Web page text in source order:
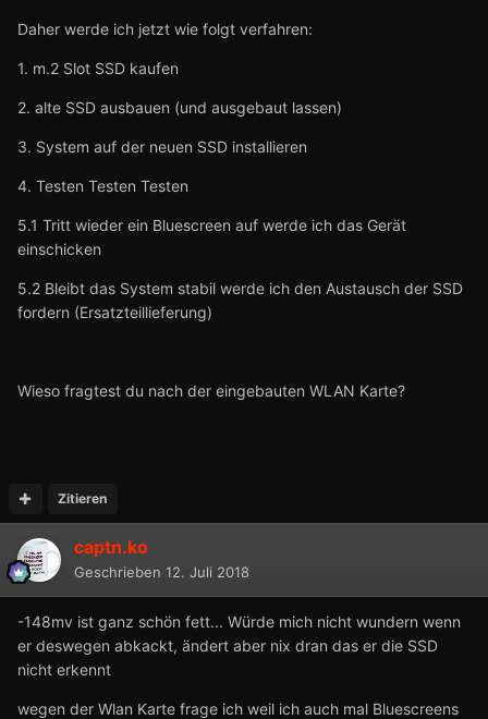
Daher werde ich jetzt wie folgt verfahren:
1. m.2 Slot SSD kaufen
2. alte SSD ausbauen (und ausgebaut lassen)
3. System auf der neuen SSD installieren
4. Testen Testen Testen
5.1 Tritt wieder ein Bluescreen auf werde ich das Gerät
einschicken
5.2 Bleibt das System stabil werde ich den Austausch der SSD
fordern (Ersatzteillieferung)
Wieso fragtest du nach der eingebauten WLAN Karte?
Zitieren
captn.ko
Geschrieben 12. Juli 2018
-148mv ist ganz schön fett... Würde mich nicht wundern wenn
er deswegen abkackt, ändert aber nix dran das er die SSD
nicht erkennt
wegen der Wlan Karte frage ich weil ich auch mal Bluescreens